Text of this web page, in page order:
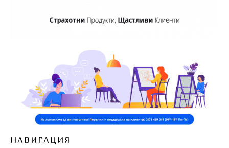
НАВИГАЦИЯ